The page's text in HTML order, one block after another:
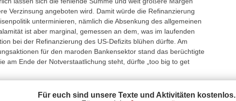
Verzinsung angeboten wird. Damit würde die Refinanzierung
unterminieren, nämlich die Absenkung des allgemeinen
ist aber marginal, gemessen an dem, was im laufenden
bei der Refinanzierung des US-Defizits blühen dürfte. Am
für den maroden Bankensektor stand das berüchtigte
am Ende der Notverstaatlichung steht, dürfte „too big to get
Für euch sind unsere Texte und Aktivitäten kostenlos.